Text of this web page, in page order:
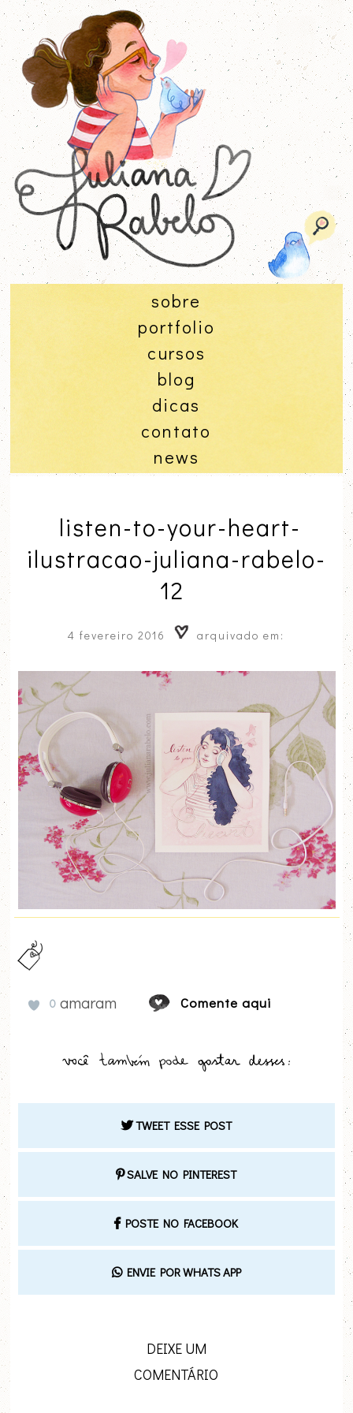
sobre
portfolio
cursos
blog
dicas
contato
news
listen-to-your-heart-
ilustracao-juliana-rabelo-
12
4 fevereiro 2016 arquivado em:
0 amaram Comente aqui
TWEET ESSE POST
SALVE NO PINTEREST
POSTE NO FACEBOOK
ENVIE POR WHATS APP
DEIXE UM
COMENTÁRIO